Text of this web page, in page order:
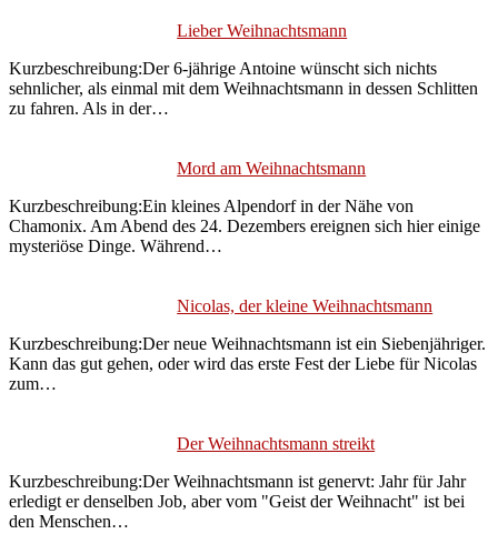
Lieber Weihnachtsmann
Kurzbeschreibung:Der 6-jährige Antoine wünscht sich nichts
sehnlicher, als einmal mit dem Weihnachtsmann in dessen Schlitten
zu fahren. Als in der…
Mord am Weihnachtsmann
Kurzbeschreibung:Ein kleines Alpendorf in der Nähe von
Chamonix. Am Abend des 24. Dezembers ereignen sich hier einige
mysteriöse Dinge. Während…
Nicolas, der kleine Weihnachtsmann
Kurzbeschreibung:Der neue Weihnachtsmann ist ein Siebenjähriger.
Kann das gut gehen, oder wird das erste Fest der Liebe für Nicolas
zum…
Der Weihnachtsmann streikt
Kurzbeschreibung:Der Weihnachtsmann ist genervt: Jahr für Jahr
erledigt er denselben Job, aber vom "Geist der Weihnacht" ist bei
den Menschen…